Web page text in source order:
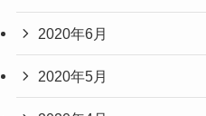
2020年6月
2020年5月